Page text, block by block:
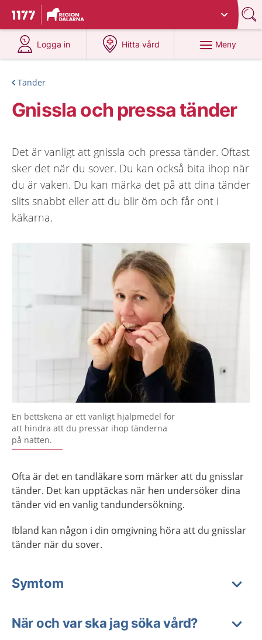
Till startsidan för 1177
Du har valt region
Logga in
på 1177.se
Hitta vård
på 1177.se
Meny
Tänder
Gnissla och pressa tänder
Det är vanligt att gnissla och pressa tänder. Oftast
sker det när du sover. Du kan också bita ihop när
du är vaken. Du kan märka det på att dina tänder
slits snabbt eller att du blir öm och får ont i
käkarna.
En bettskena är ett vanligt hjälpmedel för
att hindra att du pressar ihop tänderna
på natten.
Ofta är det en tandläkare som märker att du gnisslar
tänder. Det kan upptäckas när hen undersöker dina
tänder vid en vanlig tandundersökning.
Ibland kan någon i din omgivning höra att du gnisslar
tänder när du sover.
Symtom
När och var ska jag söka vård?